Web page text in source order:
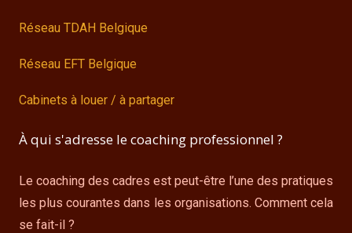
Réseau TDAH Belgique
Réseau EFT Belgique
Cabinets à louer / à partager
À qui s'adresse le coaching professionnel ?
Le coaching des cadres est peut-être l’une des pratiques
les plus courantes dans les organisations. Comment cela
se fait-il ?